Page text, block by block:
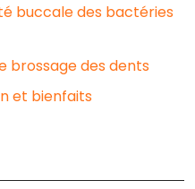
buccale des bactéries
brossage des dents
et bienfaits